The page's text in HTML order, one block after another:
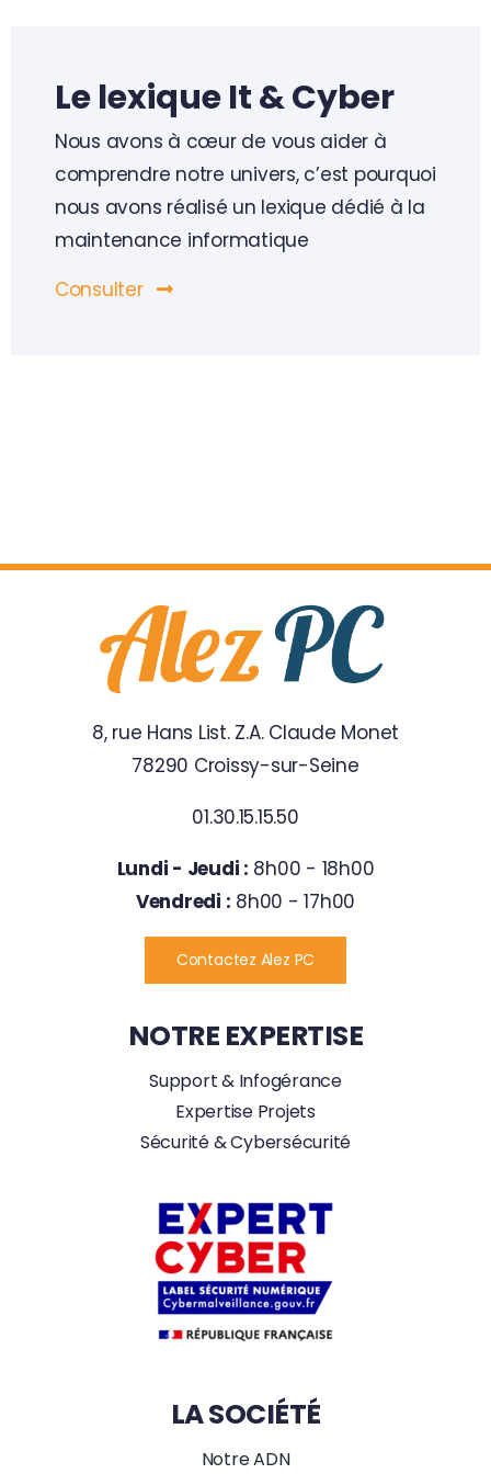
Sensibilisation des utilisateurs
Surveillance de cybersécurité (Cellule SOC – SIEM)
Le lexique It & Cyber
Nous avons à cœur de vous aider à
comprendre notre univers, c’est pourquoi
nous avons réalisé un lexique dédié à la
maintenance informatique
Consulter
8, rue Hans List. Z.A. Claude Monet
78290 Croissy-sur-Seine
01.30.15.15.50
Lundi - Jeudi : 8h00 - 18h00
Vendredi : 8h00 - 17h00
Contactez Alez PC
NOTRE EXPERTISE
Support & Infogérance
Expertise Projets
Sécurité & Cybersécurité
LA SOCIÉTÉ
Notre ADN